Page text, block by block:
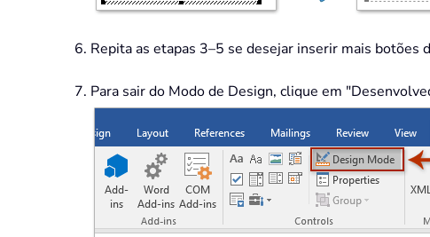
Repita as etapas 3–5 se desejar inserir mais botões
Para sair do Modo de Design, clique em